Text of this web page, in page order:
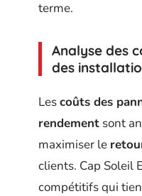
terme.
Analyse des
des
Lescoûts des
rendement sont
maximiser le
clients. Cap Soleil
compétitifs qui